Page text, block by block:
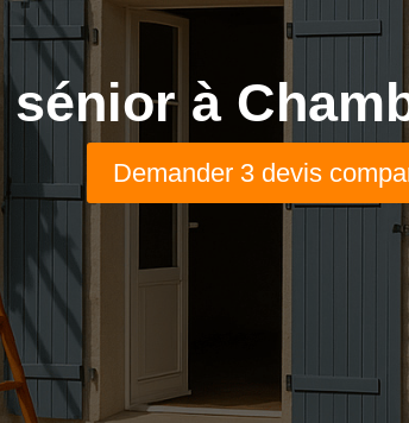
sénior à
Demander 3 devis